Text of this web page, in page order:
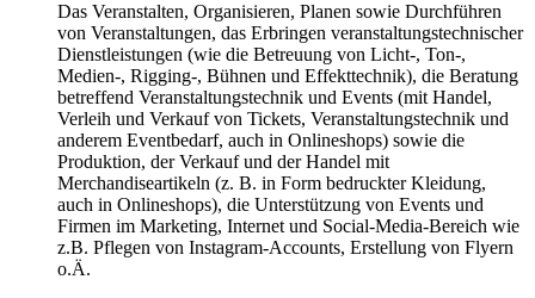
Das Veranstalten, Organisieren, Planen sowie Durchführen
von Veranstaltungen, das Erbringen veranstaltungstechnischer
Dienstleistungen (wie die Betreuung von Licht-, Ton-,
Medien-, Rigging-, Bühnen und Effekttechnik), die Beratung
betreffend Veranstaltungstechnik und Events (mit Handel,
Verleih und Verkauf von Tickets, Veranstaltungstechnik und
anderem Eventbedarf, auch in Onlineshops) sowie die
Produktion, der Verkauf und der Handel mit
Merchandiseartikeln (z. B. in Form bedruckter Kleidung,
auch in Onlineshops), die Unterstützung von Events und
Firmen im Marketing, Internet und Social-Media-Bereich wie
z.B. Pflegen von Instagram-Accounts, Erstellung von Flyern
o.Ä.